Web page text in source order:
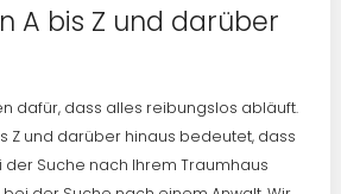
A bis Z und darüber
dafür, dass alles reibungslos abläuft.
Z und darüber hinaus bedeutet, dass
der Suche nach Ihrem Traumhaus